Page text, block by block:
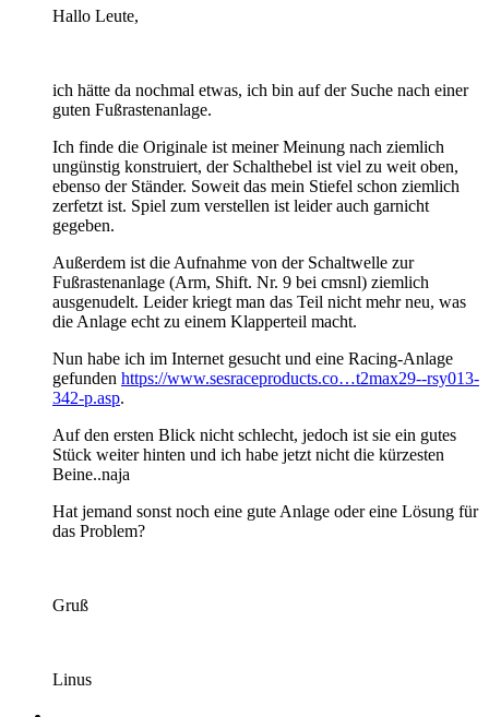
Hallo Leute,
ich hätte da nochmal etwas, ich bin auf der Suche nach einer
guten Fußrastenanlage.
Ich finde die Originale ist meiner Meinung nach ziemlich
ungünstig konstruiert, der Schalthebel ist viel zu weit oben,
ebenso der Ständer. Soweit das mein Stiefel schon ziemlich
zerfetzt ist. Spiel zum verstellen ist leider auch garnicht
gegeben.
Außerdem ist die Aufnahme von der Schaltwelle zur
Fußrastenanlage (Arm, Shift. Nr. 9 bei cmsnl) ziemlich
ausgenudelt. Leider kriegt man das Teil nicht mehr neu, was
die Anlage echt zu einem Klapperteil macht.
Nun habe ich im Internet gesucht und eine Racing-Anlage
gefunden https://www.sesraceproducts.co…t2max29--rsy013-
342-p.asp.
Auf den ersten Blick nicht schlecht, jedoch ist sie ein gutes
Stück weiter hinten und ich habe jetzt nicht die kürzesten
Beine..naja
Hat jemand sonst noch eine gute Anlage oder eine Lösung für
das Problem?
Gruß
Linus